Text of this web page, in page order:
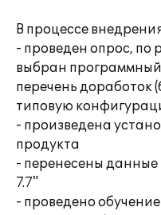
В процессе
- проведен опрос, по
выбран программный
перечень доработок
типовую
- произведена
продукта
- перенесены
7.7"
- проведено